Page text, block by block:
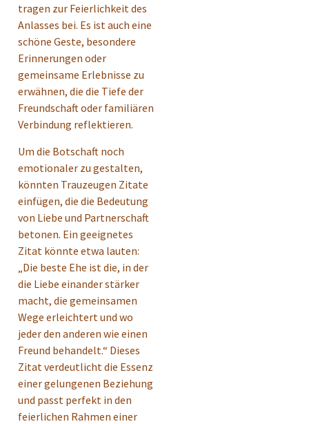
tragen zur Feierlichkeit des
Anlasses bei. Es ist auch eine
schöne Geste, besondere
Erinnerungen oder
gemeinsame Erlebnisse zu
erwähnen, die die Tiefe der
Freundschaft oder familiären
Verbindung reflektieren.
Um die Botschaft noch
emotionaler zu gestalten,
könnten Trauzeugen Zitate
einfügen, die die Bedeutung
von Liebe und Partnerschaft
betonen. Ein geeignetes
Zitat könnte etwa lauten:
„Die beste Ehe ist die, in der
die Liebe einander stärker
macht, die gemeinsamen
Wege erleichtert und wo
jeder den anderen wie einen
Freund behandelt.“ Dieses
Zitat verdeutlicht die Essenz
einer gelungenen Beziehung
und passt perfekt in den
feierlichen Rahmen einer